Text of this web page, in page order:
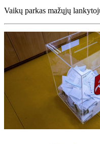
Vaikų parkas mažųjų